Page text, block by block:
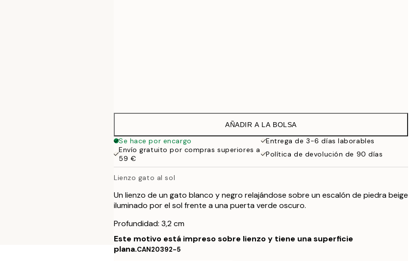
AÑADIR A LA BOLSA
Se hace por encargo
Entrega de 3-6 días laborables
Envío gratuito por compras superiores a
59 €
Política de devolución de 90 días
Lienzo gato al sol
Un lienzo de un gato blanco y negro relajándose sobre un escalón de piedra beige
iluminado por el sol frente a una puerta verde oscuro.
Profundidad: 3,2 cm
Este motivo está impreso sobre lienzo y tiene una superficie
plana.CAN20392-5